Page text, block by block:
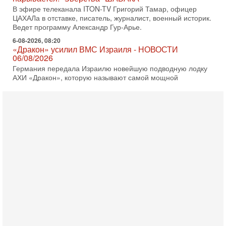
Ведет программу Александр Гур-Арье.
6-08-2026, 08:20
«Дракон» усилил ВМС Израиля - НОВОСТИ
06/08/2026
Германия передала Израилю новейшую подводную лодку
АХИ «Дракон», которую называют самой мощной
субмариной на Ближнем Востоке. Передача прошла на
5-08-2026, 18:16